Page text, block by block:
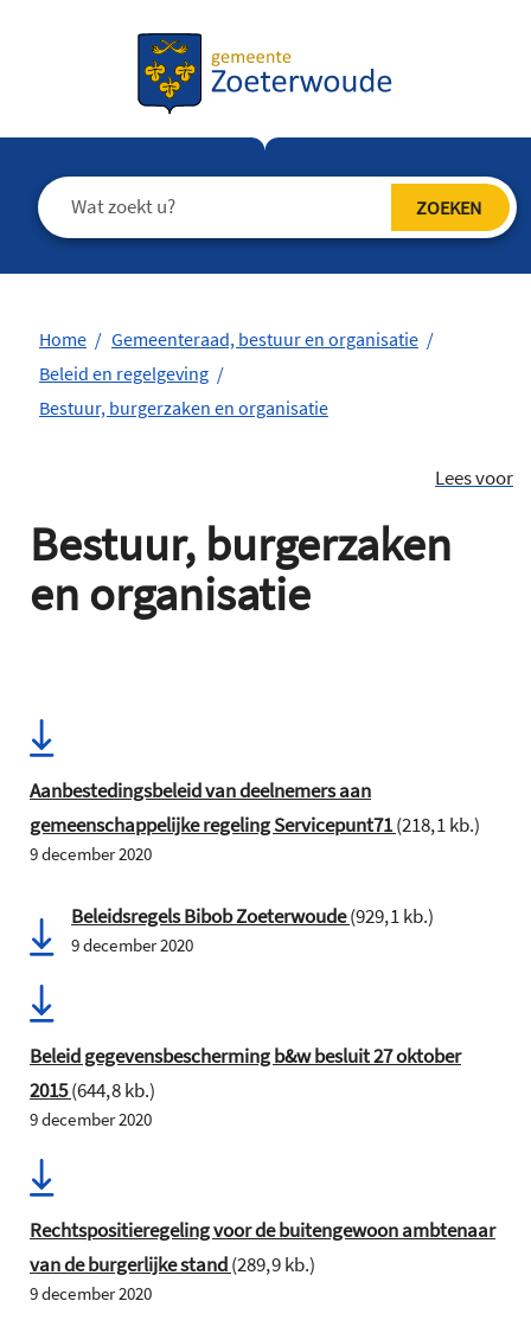
Home
Gemeenteraad, bestuur en organisatie
Beleid en regelgeving
Bestuur, burgerzaken en organisatie
Lees voor
Bestuur, burgerzaken
en organisatie
Aanbestedingsbeleid van deelnemers aan
gemeenschappelijke regeling Servicepunt71(218,1 kb.)
9 december 2020
Beleidsregels Bibob Zoeterwoude(929,1 kb.)
9 december 2020
Beleid gegevensbescherming b&w besluit 27 oktober
2015(644,8 kb.)
9 december 2020
Rechtspositieregeling voor de buitengewoon ambtenaar
van de burgerlijke stand(289,9 kb.)
9 december 2020